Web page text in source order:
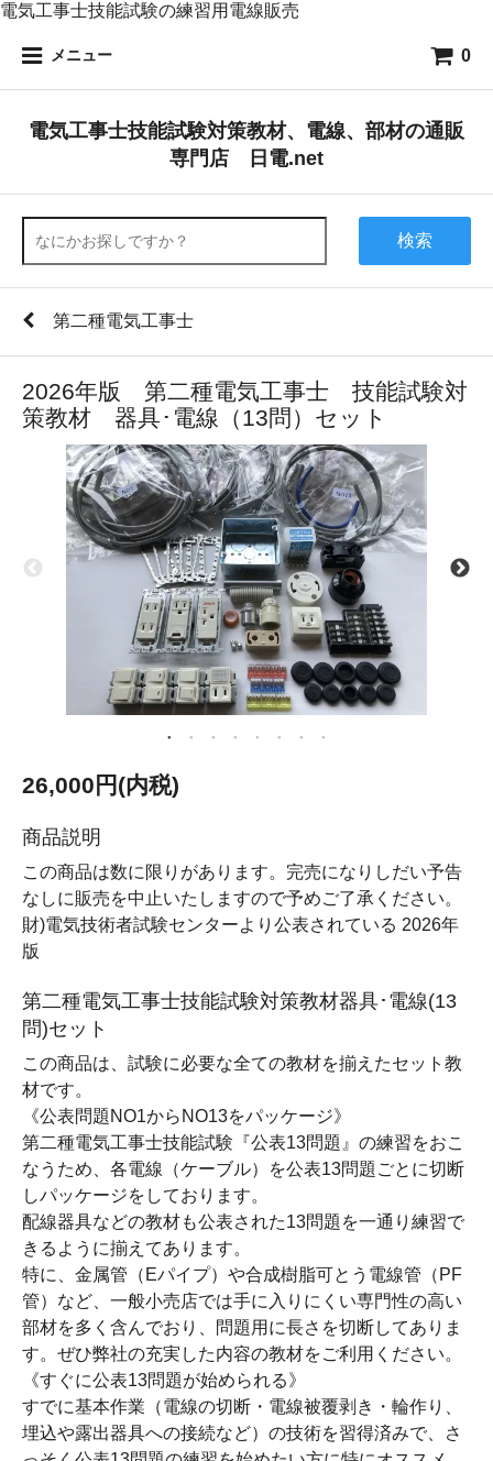
電気工事士技能試験の練習用電線販売
メニュー 0
電気工事士技能試験対策教材、電線、部材の通販
専門店 日電.net
検索
第二種電気工事士
2026年版 第二種電気工事士 技能試験対
策教材 器具･電線（13問）セット
26,000円(内税)
商品説明
この商品は数に限りがあります。完売になりしだい予告
なしに販売を中止いたしますので予めご了承ください。
財)電気技術者試験センターより公表されている 2026年
版
第二種電気工事士技能試験対策教材器具･電線(13
問)セット
この商品は、試験に必要な全ての教材を揃えたセット教
材です。
《公表問題NO1からNO13をパッケージ》
第二種電気工事士技能試験『公表13問題』の練習をおこ
なうため、各電線（ケーブル）を公表13問題ごとに切断
しパッケージをしております。
配線器具などの教材も公表された13問題を一通り練習で
きるように揃えてあります。
特に、金属管（Eパイプ）や合成樹脂可とう電線管（PF
管）など、一般小売店では手に入りにくい専門性の高い
部材を多く含んでおり、問題用に長さを切断してありま
す。ぜひ弊社の充実した内容の教材をご利用ください。
《すぐに公表13問題が始められる》
すでに基本作業（電線の切断・電線被覆剥き・輪作り、
埋込や露出器具への接続など）の技術を習得済みで、さ